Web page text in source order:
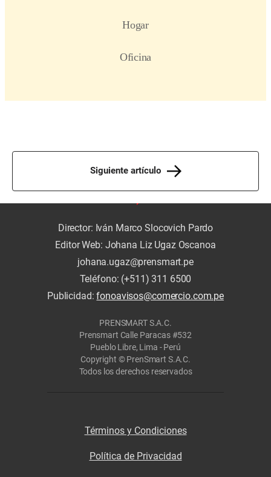
Siguiente artículo
Director: Iván Marco Slocovich Pardo
Editor Web: Johana Liz Ugaz Oscanoa
johana.ugaz@prensmart.pe
Teléfono: (+511) 311 6500
Publicidad:fonoavisos@comercio.com.pe
PRENSMART S.A.C.
Prensmart Calle Paracas #532
Pueblo Libre, Lima - Perú
Copyright © PrenSmart S.A.C.
Todos los derechos reservados
Términos y Condiciones
Política de Privacidad